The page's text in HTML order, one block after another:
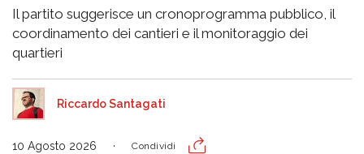
Il partito suggerisce un cronoprogramma pubblico, il
coordinamento dei cantieri e il monitoraggio dei
quartieri
Riccardo Santagati
10 Agosto 2026 Condividi